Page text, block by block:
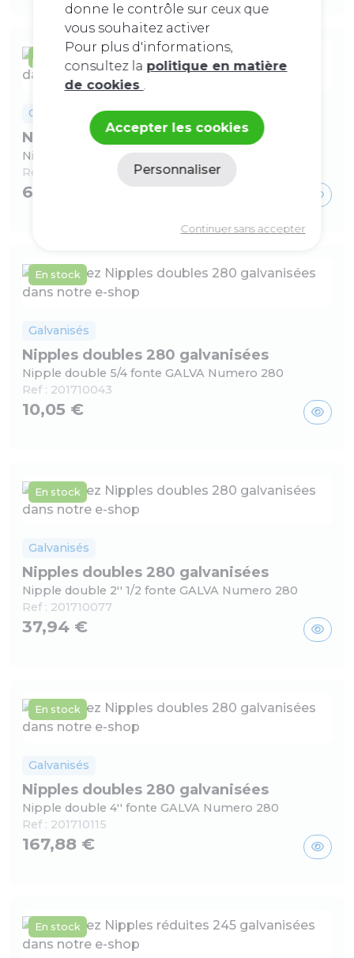
Galvanisés
Nipples doubles 280 galvanisées
Nipple double 4/4 fonte GALVA Numero 280
Ref :
6,16 €
En stock
Galvanisés
Nipples doubles 280 galvanisées
Nipple double 5/4 fonte GALVA Numero 280
Ref : 201710043
10,05 €
En stock
Galvanisés
Nipples doubles 280 galvanisées
Nipple double 2'' 1/2 fonte GALVA Numero 280
Ref : 201710077
37,94 €
En stock
Galvanisés
Nipples doubles 280 galvanisées
Nipple double 4'' fonte GALVA Numero 280
Ref : 201710115
167,88 €
En stock
donne le contrôle sur ceux que
vous souhaitez activer
Pour plus d'informations,
consultez la politique en matière
de cookies
Accepter les cookies
Continuer sans accepter
Personnaliser